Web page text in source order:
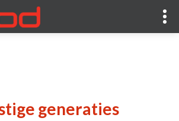
generaties